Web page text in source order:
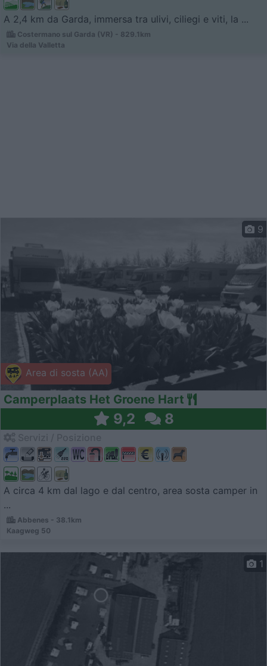
A 2,4 km da Garda, immersa tra ulivi, ciliegi e viti, la ...
Costermano sul Garda (VR) - 829.1km
Via della Valletta
Area di sosta (AA)
9
Camperplaats Het Groene Hart
9,2 8
A circa 4 km dal lago e dal centro, area sosta camper in
...
Abbenes - 38.1km
Kaagweg 50
1